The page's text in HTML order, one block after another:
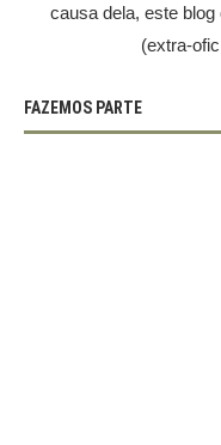
causa dela, este
(extra-
FAZEMOS PARTE